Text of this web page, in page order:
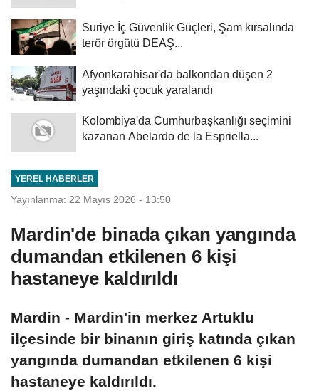
Suriye İç Güvenlik Güçleri, Şam kırsalında
terör örgütü DEAŞ...
Afyonkarahisar'da balkondan düşen 2
yaşındaki çocuk yaralandı
Kolombiya'da Cumhurbaşkanlığı seçimini
kazanan Abelardo de la Espriella...
YEREL HABERLER
Yayınlanma: 22 Mayıs 2026 - 13:50
Mardin'de binada çıkan yangında
dumandan etkilenen 6 kişi
hastaneye kaldırıldı
Mardin - Mardin'in merkez Artuklu
ilçesinde bir binanın giriş katında çıkan
yangında dumandan etkilenen 6 kişi
hastaneye kaldırıldı.